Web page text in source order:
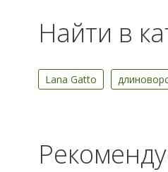
Найти в
Lana Gatto